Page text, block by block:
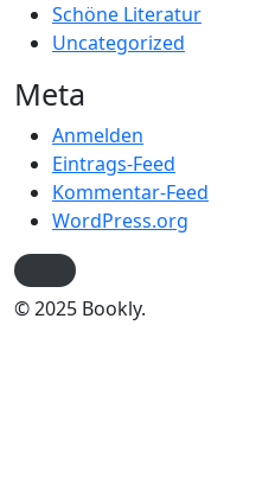
Schöne Literatur
Uncategorized
Meta
Anmelden
Eintrags-Feed
Kommentar-Feed
WordPress.org
© 2025 Bookly.